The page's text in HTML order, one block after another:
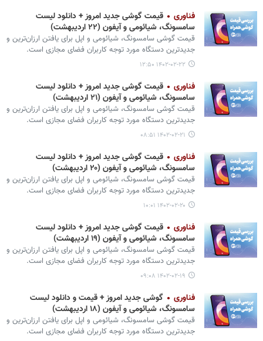
فناوری
قیمت گوشی‌ جدید امروز + دانلود لیست
سامسونگ، شیائومی و آیفون (۲۲ اردیبهشت)
قیمت گوشی‌ سامسونگ، شیائومی و اپل برای یافتن ارزان‌ترین و
جدیدترین دستگاه مورد توجه کاربران فضای مجازی است.
۱۴۰۲-۰۲-۲۲ ۱۲:۵۰
فناوری
قیمت گوشی‌ جدید امروز + دانلود لیست
سامسونگ، شیائومی و آیفون (۲۱ اردیبهشت)
قیمت گوشی‌ سامسونگ، شیائومی و اپل برای یافتن ارزان‌ترین و
جدیدترین دستگاه مورد توجه کاربران فضای مجازی است.
۱۴۰۲-۰۲-۲۱ ۰۸:۵۱
فناوری
قیمت گوشی‌ جدید امروز + دانلود لیست
سامسونگ، شیائومی و آیفون (۲۰ اردیبهشت)
قیمت گوشی‌ سامسونگ، شیائومی و اپل برای یافتن ارزان‌ترین و
جدیدترین دستگاه مورد توجه کاربران فضای مجازی است.
۱۴۰۲-۰۲-۲۰ ۱۰:۰۱
فناوری
قیمت گوشی‌ جدید امروز + دانلود لیست
سامسونگ، شیائومی و آیفون (۱۹ اردیبهشت)
قیمت گوشی‌ سامسونگ، شیائومی و اپل برای یافتن ارزان‌ترین و
جدیدترین دستگاه مورد توجه کاربران فضای مجازی است.
۱۴۰۲-۰۲-۱۹ ۰۹:۰۸
فناوری
گوشی‌ جدید امروز + قیمت و دانلود لیست
سامسونگ، شیائومی و آیفون (۱۸ اردیبهشت)
قیمت گوشی‌ سامسونگ، شیائومی و اپل برای یافتن ارزان‌ترین و
جدیدترین دستگاه مورد توجه کاربران فضای مجازی است.